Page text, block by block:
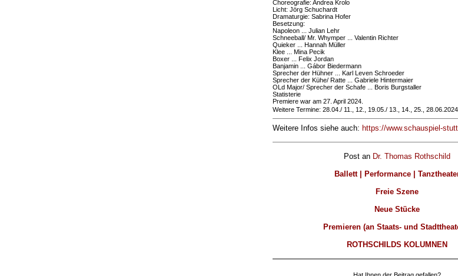
Choreografie: Andrea Krolo
Licht: Jörg Schuchardt
Dramaturgie: Sabrina Hofer
Besetzung:
Napoleon ... Julian Lehr
Schneeball/ Mr. Whymper ... Valentin Richter
Quieker ... Hannah Müller
Klee ... Mina Pecik
Boxer ... Felix Jordan
Banjamin ... Gábor Biedermann
Sprecher der Hühner ... Karl Leven Schroeder
Sprecher der Kühe/ Ratte ... Gabriele Hintermaier
OLd Major/ Sprecher der Schafe ... Boris Burgstaller
Statisterie
Premiere war am 27. April 2024.
Weitere Termine: 28.04./ 11., 12., 19.05./ 13., 14., 25., 28.06.2024
Weitere Infos siehe auch: https://www.schauspiel-
Post an Dr. Thomas Rothschild
Ballett | Performance |
Freie Szene
Neue Stücke
Premieren (an Staats- und
ROTHSCHILDS KOLUMNEN